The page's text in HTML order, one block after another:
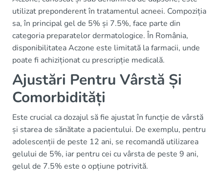
utilizat preponderent în tratamentul acneei. Compoziția
sa, în principal gel de 5% și 7.5%, face parte din
categoria preparatelor dermatologice. În România,
disponibilitatea Aczone este limitată la farmacii, unde
poate fi achiziționat cu prescripție medicală.
Ajustări Pentru Vârstă Și
Comorbidități
Este crucial ca dozajul să fie ajustat în funcție de vârstă
și starea de sănătate a pacientului. De exemplu, pentru
adolescenții de peste 12 ani, se recomandă utilizarea
gelului de 5%, iar pentru cei cu vârsta de peste 9 ani,
gelul de 7.5% este o opțiune potrivită.